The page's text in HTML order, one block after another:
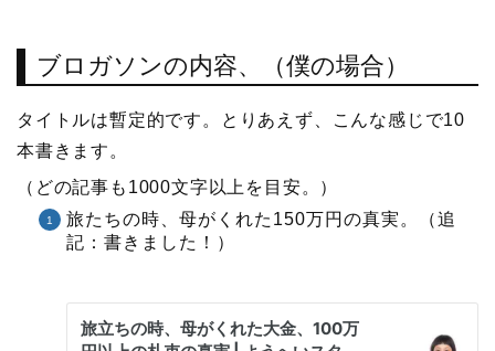
ブロガソンの内容、（僕の場合）
タイトルは暫定的です。とりあえず、こんな感じで10
本書きます。
（どの記事も1000文字以上を目安。）
旅たちの時、母がくれた150万円の真実。（追
記：書きました！）